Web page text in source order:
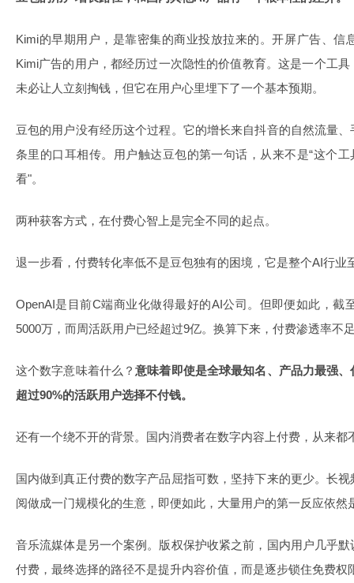
Kimi的早期用户，是靠密集的商业投放拉来的。开屏广告、信
Kimi广告的用户，都经历过一次隐性的价值教育。这是一个工
未必让人立刻掏钱，但它在用户心里埋下了一个基本预期。
豆包的用户没有经历这个过程。它的增长来自抖音的自然流量
条里的口耳相传。用户触达豆包的第一句话，从来不是“这个
看"。
两种获客方式，在付费心智上是完全不同的起点。
退一步看，付费转化率低不是豆包独有的困境，它是整个AI行业
OpenAI是目前C端商业化做得最好的AI公司。但即便如此，截
5000万，而周活跃用户已经超过9亿。换算下来，付费渗透率不
这个数字意味着什么？意味着即使是全球最知名、产品力最强
超过90%的活跃用户选择不付钱。
还有一个绕不开的背景。国内消费者在数字内容上付费，从来都
国内做到真正付费的数字产品屈指可数，坚持下来的更少。长
阅做成一门规模化的生意，即便如此，大量用户的第一反应依然
音乐流媒体是另一个案例。版权保护收紧之前，国内用户几乎
付费，最终选择的路径不是提升内容价值，而是逐步锁住免费权